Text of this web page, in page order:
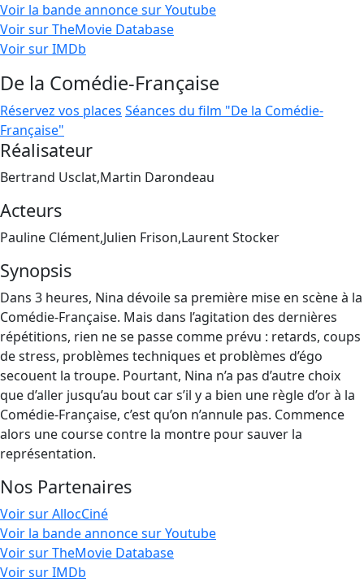
Voir la bande annonce sur Youtube
Voir sur TheMovie Database
Voir sur IMDb
De la Comédie-Française
Réservez vos places Séances du film "De la Comédie-
Française"
Réalisateur
Bertrand Usclat,Martin Darondeau
Acteurs
Pauline Clément,Julien Frison,Laurent Stocker
Synopsis
Dans 3 heures, Nina dévoile sa première mise en scène à la
Comédie-Française. Mais dans l’agitation des dernières
répétitions, rien ne se passe comme prévu : retards, coups
de stress, problèmes techniques et problèmes d’égo
secouent la troupe. Pourtant, Nina n’a pas d’autre choix
que d’aller jusqu’au bout car s’il y a bien une règle d’or à la
Comédie-Française, c’est qu’on n’annule pas. Commence
alors une course contre la montre pour sauver la
représentation.
Nos Partenaires
Voir sur AllocCiné
Voir la bande annonce sur Youtube
Voir sur TheMovie Database
Voir sur IMDb